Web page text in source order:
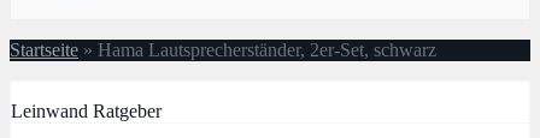
Startseite » Hama Lautsprecherständer, 2er-Set, schwarz
Leinwand Ratgeber